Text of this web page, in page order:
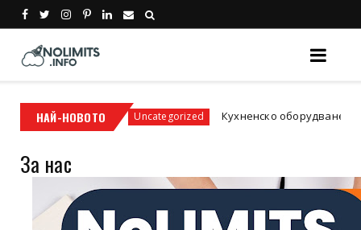
НАЙ-НОВОТО
аромати Uncategorized Кухненско оборудване за
За нас